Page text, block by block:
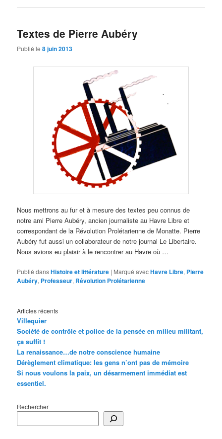
Textes de Pierre Aubéry
Publié le8 juin 2013
Nous mettrons au fur et à mesure des textes peu connus de
notre ami Pierre Aubéry, ancien journaliste au Havre Libre et
correspondant de la Révolution Prolétarienne de Monatte. Pierre
Aubéry fut aussi un collaborateur de notre journal Le Libertaire.
Nous avions eu plaisir à le rencontrer au Havre où …
Publié dansHistoire et littérature | Marqué avecHavre Libre, Pierre
Aubéry, Professeur, Révolution Prolétarienne
Articles récents
Villequier
Société de contrôle et police de la pensée en milieu militant,
ça suffit !
La renaissance…de notre conscience humaine
Dérèglement climatique: les gens n’ont pas de mémoire
Si nous voulons la paix, un désarmement immédiat est
essentiel.
Rechercher